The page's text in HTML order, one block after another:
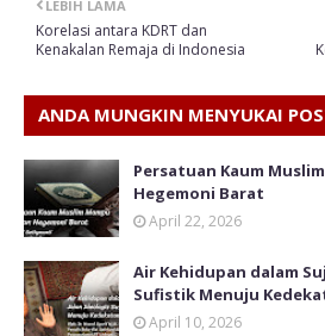
LEBIH LAMA
Korelasi antara KDRT dan
Kenakalan Remaja di Indonesia
ANDA MUNGKIN MENYUKAI
Persatuan Kaum
Hegemoni Barat
April 22, 2026
Air Kehidupan dalam
Sufistik Menuju
April 10, 2026